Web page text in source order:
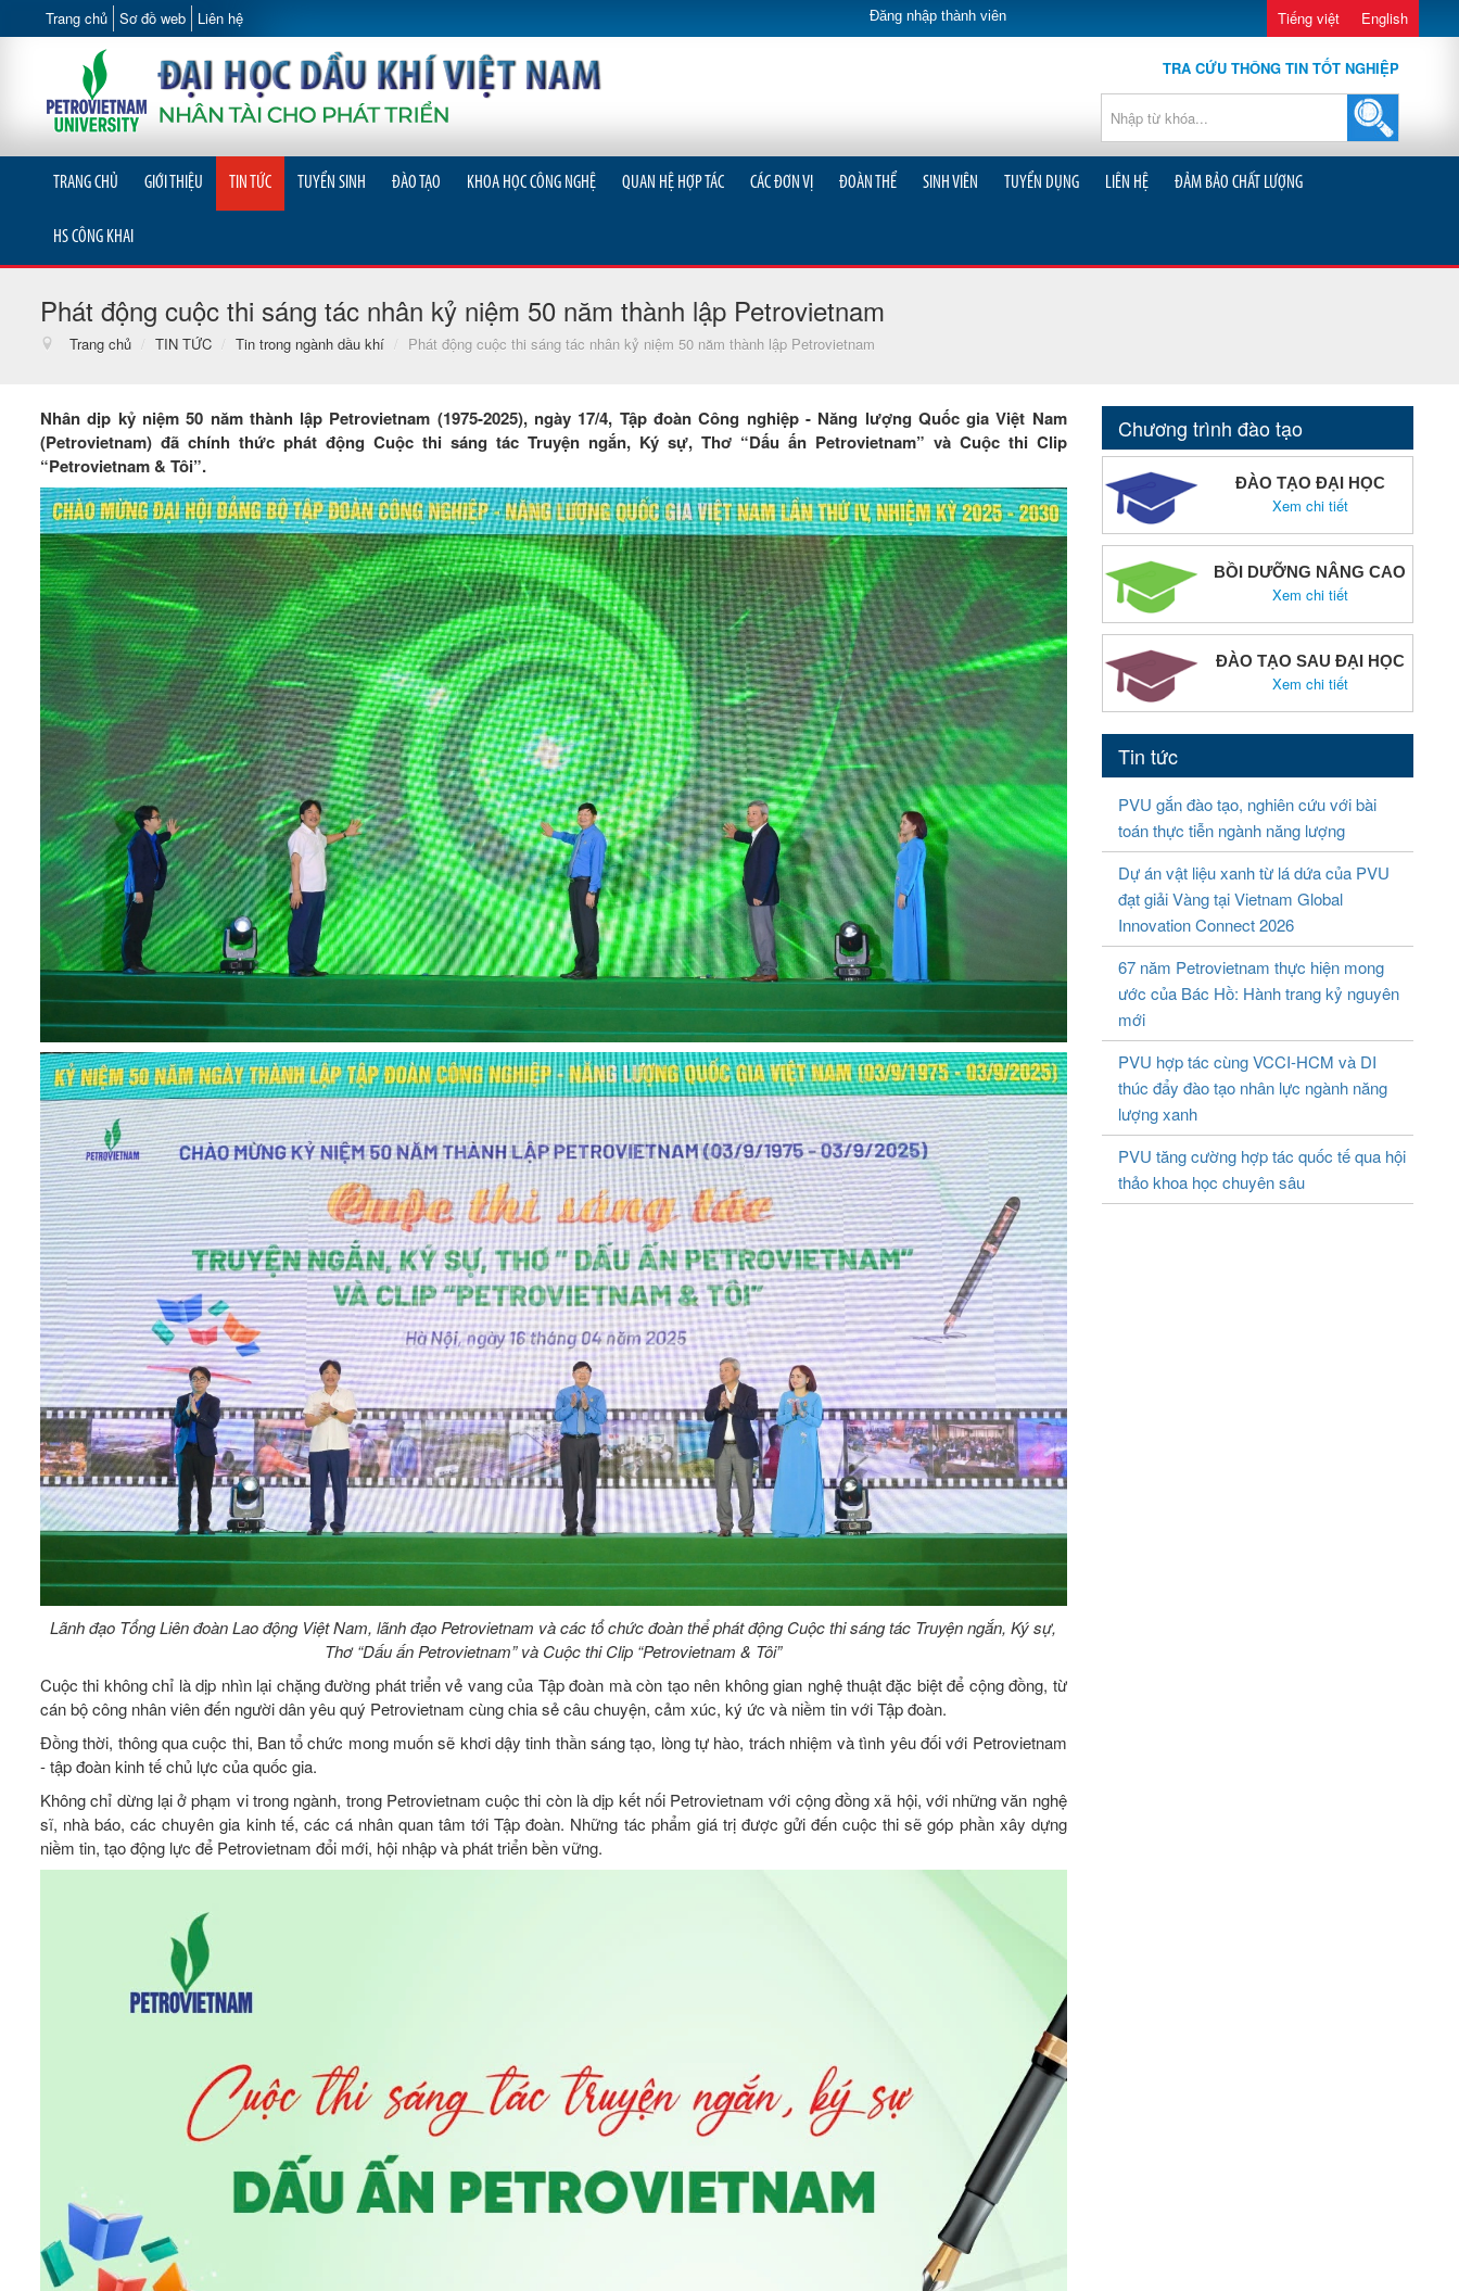
Trang chủ Sơ đồ web Liên hệ Đăng nhập thành viên Tiếng việt English
TRA CỨU THÔNG TIN TỐT NGHIỆP
TRANG CHỦ GIỚI THIỆU TIN TỨC TUYỂN SINH ĐÀO TẠO KHOA HỌC CÔNG NGHỆ QUAN HỆ HỢP TÁC CÁC ĐƠN VỊ ĐOÀN THỂ SINH VIÊN TUYỂN DỤNG LIÊN HỆ ĐẢM BẢO CHẤT LƯỢNG
HS CÔNG KHAI
Phát động cuộc thi sáng tác nhân kỷ niệm 50 năm thành lập Petrovietnam
Trang chủ / TIN TỨC / Tin trong ngành dầu khí / Phát động cuộc thi sáng tác nhân kỷ niệm 50 năm thành lập Petrovietnam
Nhân dịp kỷ niệm 50 năm thành lập Petrovietnam (1975-2025), ngày 17/4, Tập đoàn Công nghiệp - Năng lượng Quốc gia Việt Nam
(Petrovietnam) đã chính thức phát động Cuộc thi sáng tác Truyện ngắn, Ký sự, Thơ “Dấu ấn Petrovietnam” và Cuộc thi Clip
“Petrovietnam & Tôi”.
Lãnh đạo Tổng Liên đoàn Lao động Việt Nam, lãnh đạo Petrovietnam và các tổ chức đoàn thể phát động Cuộc thi sáng tác Truyện ngắn, Ký sự,
Thơ “Dấu ấn Petrovietnam” và Cuộc thi Clip “Petrovietnam & Tôi”
Cuộc thi không chỉ là dịp nhìn lại chặng đường phát triển vẻ vang của Tập đoàn mà còn tạo nên không gian nghệ thuật đặc biệt để cộng đồng, từ
cán bộ công nhân viên đến người dân yêu quý Petrovietnam cùng chia sẻ câu chuyện, cảm xúc, ký ức và niềm tin với Tập đoàn.
Đồng thời, thông qua cuộc thi, Ban tổ chức mong muốn sẽ khơi dậy tinh thần sáng tạo, lòng tự hào, trách nhiệm và tình yêu đối với Petrovietnam
- tập đoàn kinh tế chủ lực của quốc gia.
Không chỉ dừng lại ở phạm vi trong ngành, trong Petrovietnam cuộc thi còn là dịp kết nối Petrovietnam với cộng đồng xã hội, với những văn nghệ
sĩ, nhà báo, các chuyên gia kinh tế, các cá nhân quan tâm tới Tập đoàn. Những tác phẩm giá trị được gửi đến cuộc thi sẽ góp phần xây dựng
niềm tin, tạo động lực để Petrovietnam đổi mới, hội nhập và phát triển bền vững.
Chương trình đào tạo
ĐÀO TẠO ĐẠI HỌC
Xem chi tiết
BỒI DƯỠNG NÂNG CAO
Xem chi tiết
ĐÀO TẠO SAU ĐẠI HỌC
Xem chi tiết
Tin tức
PVU gắn đào tạo, nghiên cứu với bài
toán thực tiễn ngành năng lượng
Dự án vật liệu xanh từ lá dứa của PVU
đạt giải Vàng tại Vietnam Global
Innovation Connect 2026
67 năm Petrovietnam thực hiện mong
ước của Bác Hồ: Hành trang kỷ nguyên
mới
PVU hợp tác cùng VCCI-HCM và DI
thúc đẩy đào tạo nhân lực ngành năng
lượng xanh
PVU tăng cường hợp tác quốc tế qua hội
thảo khoa học chuyên sâu